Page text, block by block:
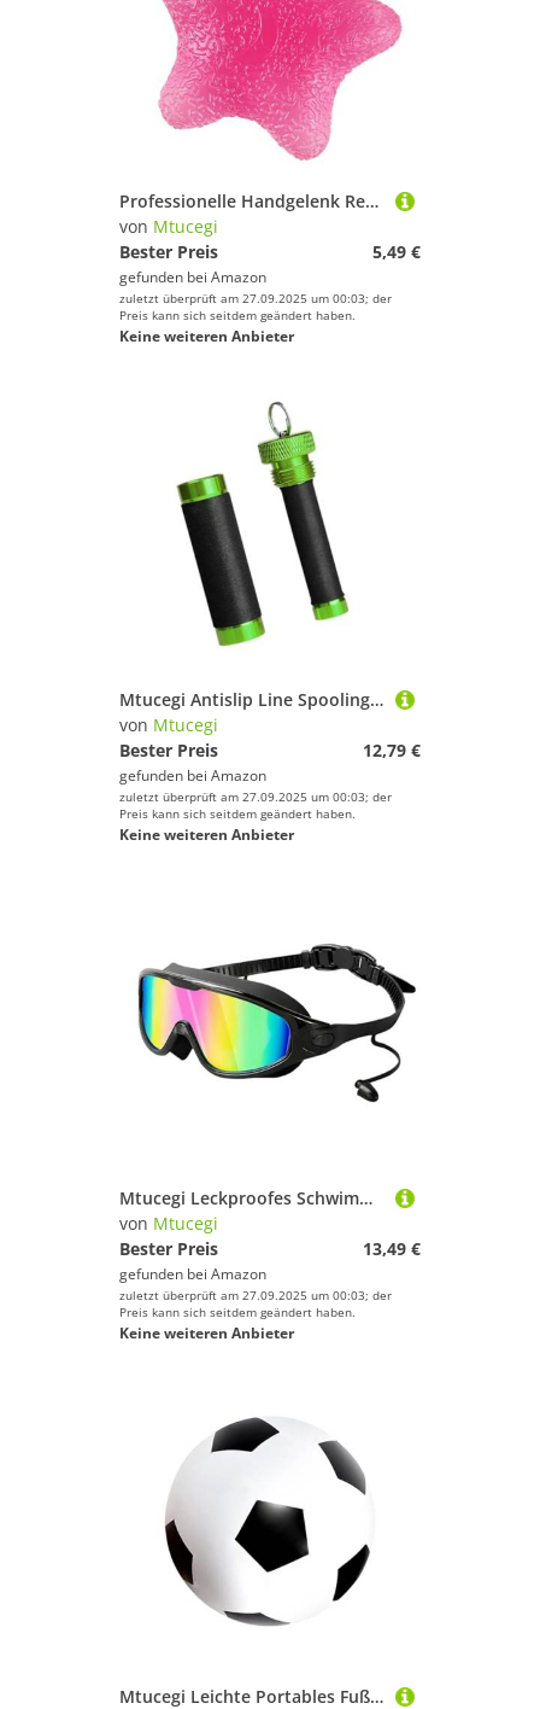
Professionelle Handgelenk Rehabilitationsausrüstung SEBS Textur Sternform Fitness Grippers Geeignet Für Armmuskelentwicklung Handgreifer Trainer
von Mtucegi
Bester Preis
5,49 €
gefunden bei Amazon
zuletzt überprüft am 27.09.2025 um 00:03; der
Preis kann sich seitdem geändert haben.
Keine weiteren Anbieter
Mtucegi Antislip Line Spooling Pull Drag Tool Professionelle Angelschnüre Knoten Puller Knoten Bindungswerkzeuge Dauerhafte Linienknoten Gerät Für Süßwassersalzwasser
von Mtucegi
Bester Preis
12,79 €
gefunden bei Amazon
zuletzt überprüft am 27.09.2025 um 00:03; der
Preis kann sich seitdem geändert haben.
Keine weiteren Anbieter
Mtucegi Leckproofes Schwimmbrillen Mit Ohrstöpsel Große Rahmen Für Erwachsene Frauen Frauen Schnorcheln Wasserstöcke Sport Großer Rahmen Mit Ohrstöpsel
von Mtucegi
Bester Preis
13,49 €
gefunden bei Amazon
zuletzt überprüft am 27.09.2025 um 00:03; der
Preis kann sich seitdem geändert haben.
Keine weiteren Anbieter
Mtucegi Leichte Portables Fußball Großer Aufblasbarer Strandball Outdoor Wasser Spielen Für Beach Parties School Event Großes Farbenfrohe Poolspielzeug